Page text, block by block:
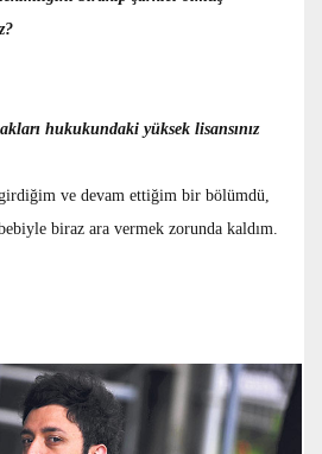
hukukundaki yüksek lisansınız
ve devam ettiğim bir bölümdü,
biraz ara vermek zorunda kaldım.